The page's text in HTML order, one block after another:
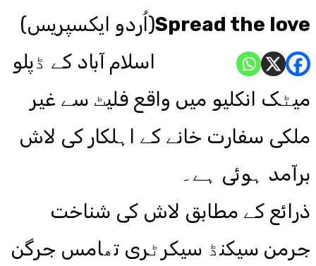
Spread the love(اُردو ایکسپریس)
اسلام آباد کے ڈپلو
میٹک انکلیو میں واقع فلیٹ سے غیر
ملکی سفارت خانے کے اہلکار کی لاش
برآمد ہوئی ہے۔
ذرائع کے مطابق لاش کی شناخت
جرمن سیکنڈ سیکرٹری تھامس جرگن